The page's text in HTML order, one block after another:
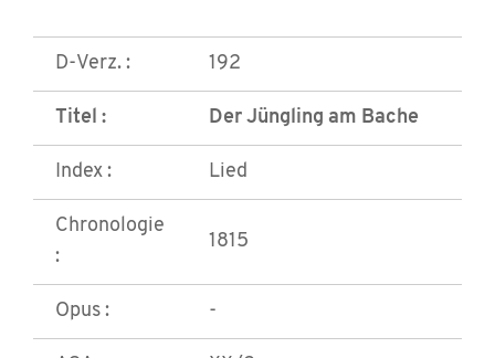
D-Verz. : 192
Titel : Der Jüngling am Bache
Index : Lied
Chronologie
:
1815
Opus : -